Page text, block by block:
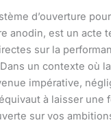
d’ouverture
anodin, est un acte
sur la
un contexte où
impérative,
à laisser une
sur vos